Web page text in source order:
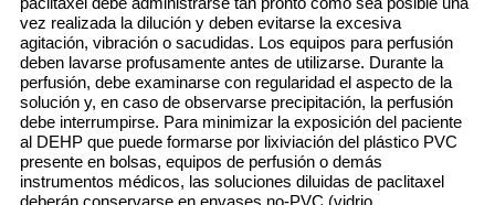
vez realizada la dilución y deben evitarse la excesiva
agitación, vibración o sacudidas. Los equipos para perfusión
deben lavarse profusamente antes de utilizarse. Durante la
perfusión, debe examinarse con regularidad el aspecto de la
solución y, en caso de observarse precipitación, la perfusión
debe interrumpirse. Para minimizar la exposición del paciente
al DEHP que puede formarse por lixiviación del plástico PVC
presente en bolsas, equipos de perfusión o demás
instrumentos médicos, las soluciones diluidas de paclitaxel
deberán conservarse en envases no-PVC (vidrio,